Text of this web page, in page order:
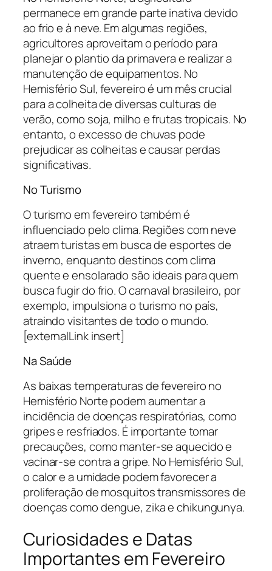
permanece em grande parte inativa devido
ao frio e à neve. Em algumas regiões,
agricultores aproveitam o período para
planejar o plantio da primavera e realizar a
manutenção de equipamentos. No
Hemisfério Sul, fevereiro é um mês crucial
para a colheita de diversas culturas de
verão, como soja, milho e frutas tropicais. No
entanto, o excesso de chuvas pode
prejudicar as colheitas e causar perdas
significativas.
No Turismo
O turismo em fevereiro também é
influenciado pelo clima. Regiões com neve
atraem turistas em busca de esportes de
inverno, enquanto destinos com clima
quente e ensolarado são ideais para quem
busca fugir do frio. O carnaval brasileiro, por
exemplo, impulsiona o turismo no país,
atraindo visitantes de todo o mundo.
[externalLink insert]
Na Saúde
As baixas temperaturas de fevereiro no
Hemisfério Norte podem aumentar a
incidência de doenças respiratórias, como
gripes e resfriados. É importante tomar
precauções, como manter-se aquecido e
vacinar-se contra a gripe. No Hemisfério Sul,
o calor e a umidade podem favorecer a
proliferação de mosquitos transmissores de
doenças como dengue, zika e chikungunya.
Curiosidades e Datas
Importantes em Fevereiro